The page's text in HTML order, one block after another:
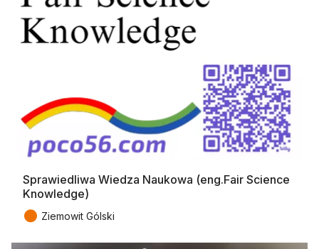
Sprawiedliwa Wiedza Naukowa (eng.Fair Science
Knowledge)
● Ziemowit Gólski